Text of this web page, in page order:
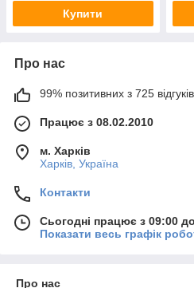
Купити
Про нас
99% позитивних з 725
Працює з 08.02.2010
м. Харків
Харків, Україна
Контакти
Сьогодні працює з 09:00
Показати весь графік
Про нас